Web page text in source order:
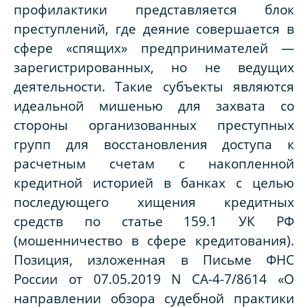
профилактики представляется блок
преступлений, где деяние совершается в
сфере «спящих» предпринимателей —
зарегистрированных, но не ведущих
деятельности. Такие субъекты являются
идеальной мишенью для захвата со
стороны организованных преступных
групп для восстановления доступа к
расчетным счетам с накопленной
кредитной историей в банках с целью
последующего хищения кредитных
средств по статье 159.1 УК РФ
(мошенничество в сфере кредитования).
Позиция, изложенная в Письме ФНС
России от 07.05.2019 N СА-4-7/8614 «О
направлении обзора судебной практики